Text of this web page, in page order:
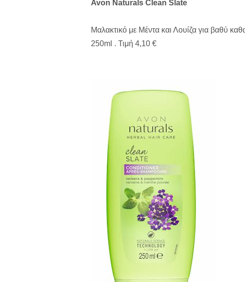
Avon Naturals Clean Slate
Μαλακτικό με Μέντα και Λουίζα για βαθύ
250ml . Τιμή 4,10 €